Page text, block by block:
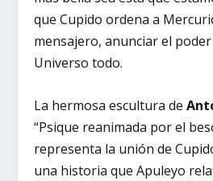
que Cupido ordena a
mensajero, anunciar el
Universo todo.
La hermosa escultura de
“Psique reanimada por el
representa la unión de
una historia que Apuleyo